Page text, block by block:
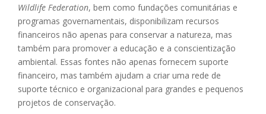
Wildlife Federation, bem como fundações comunitárias e
programas governamentais, disponibilizam recursos
financeiros não apenas para conservar a natureza, mas
também para promover a educação e a conscientização
ambiental. Essas fontes não apenas fornecem suporte
financeiro, mas também ajudam a criar uma rede de
suporte técnico e organizacional para grandes e pequenos
projetos de conservação.